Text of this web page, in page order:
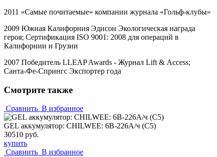
2011 «Самые почитаемые» компании журнала «Гольф-клубы»
2009 Южная Калифорния Эдисон Экологическая награда
героя; Сертификация ISO 9001: 2008 для операций в
Калифорнии и Грузии
2007 Победитель LLEAP Awards - Журнал Lift & Access;
Санта-Фе-Спрингс Экспортер года
Смотрите также
Сравнить В избранное
GEL аккумулятор: CHILWEE: 6В-226А/ч (С5)
30510 руб.
купить
Сравнить В избранное